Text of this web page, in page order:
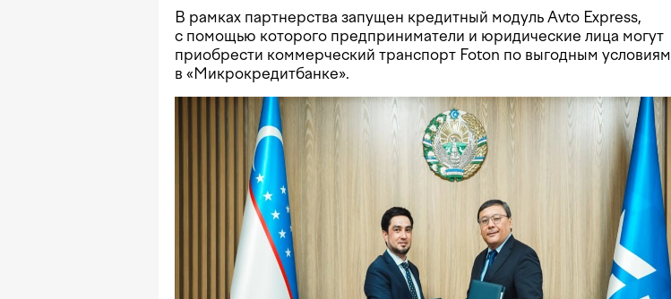
В рамках партнерства запущен кредитный модуль Avto Express,
с помощью которого предприниматели и юридические лица могут
приобрести коммерческий транспорт Foton по выгодным условиям
в «Микрокредитбанке».